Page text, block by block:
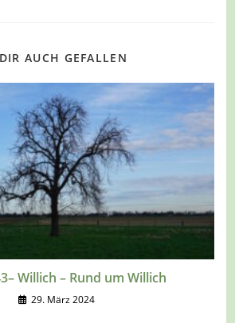
AUCH GEFALLEN
Willich – Rund um Willich
29. März 2024